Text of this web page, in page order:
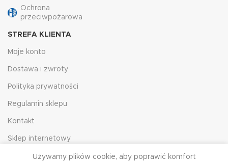
Ochrona
przeciwpożarowa
STREFA KLIENTA
Moje konto
Dostawa i zwroty
Polityka prywatności
Regulamin sklepu
Kontakt
Sklep internetowy
Używamy plików cookie, aby poprawić komfort